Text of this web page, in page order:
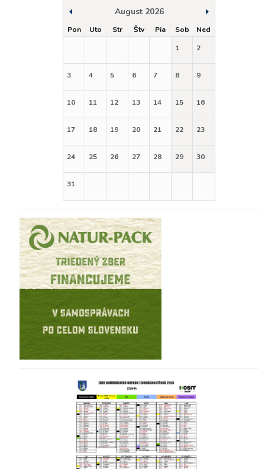
August 2026
Pon Uto Str Štv Pia Sob
Ned
1
2
3 4 5 6 7 8 9
10 11 12 13 14 15 16
17 18 19 20 21 22 23
24 25 26 27 28 29 30
31